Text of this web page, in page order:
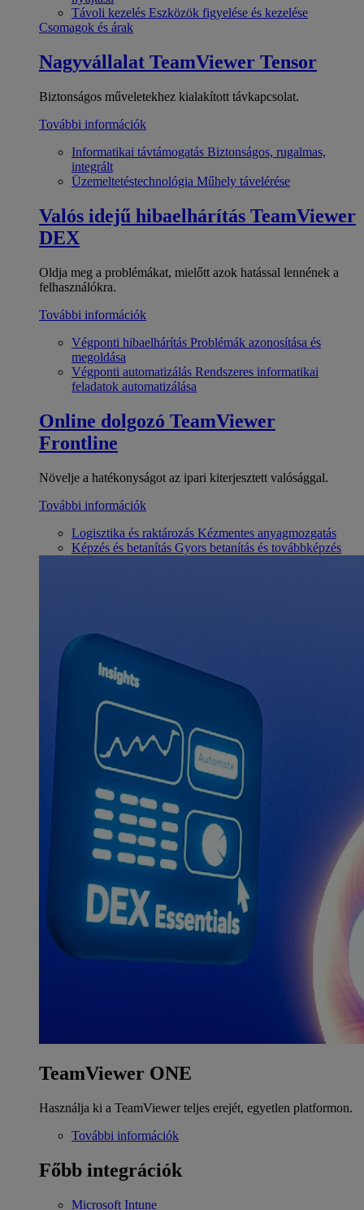
Távoli kezelés Eszközök figyelése és kezelése
Csomagok és árak
Nagyvállalat TeamViewer Tensor
Biztonságos műveletekhez kialakított távkapcsolat.
További információk
Informatikai távtámogatás Biztonságos, rugalmas,
integrált
Üzemeltetéstechnológia Műhely távelérése
Valós idejű hibaelhárítás TeamViewer
DEX
Oldja meg a problémákat, mielőtt azok hatással lennének a
felhasználókra.
További információk
Végponti hibaelhárítás Problémák azonosítása és
megoldása
Végponti automatizálás Rendszeres informatikai
feladatok automatizálása
Online dolgozó TeamViewer
Frontline
Növelje a hatékonyságot az ipari kiterjesztett valósággal.
További információk
Logisztika és raktározás Kézmentes anyagmozgatás
Képzés és betanítás Gyors betanítás és továbbképzés
TeamViewer ONE
Használja ki a TeamViewer teljes erejét, egyetlen platformon.
További információk
Főbb integrációk
Microsoft Intune